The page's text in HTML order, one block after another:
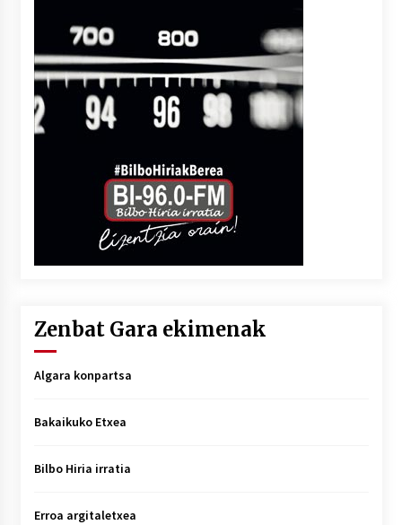
Zenbat Gara ekimenak
Algara konpartsa
Bakaikuko Etxea
Bilbo Hiria irratia
Erroa argitaletxea